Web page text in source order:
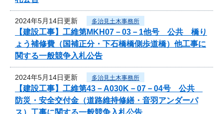
2024年5月14日更新 多治見土木事務所
【建設工事】工維第MKH07－03－1他号 公共 橋り
ょう補修費（国補正分・下石橋橋側歩道橋）他工事に
関する一般競争入札公告
2024年5月14日更新 多治見土木事務所
【建設工事】工維第43－A030K－07－04号 公共
防災・安全交付金（道路維持修繕・音羽アンダーパ
ス）工事に関する一般競争入札公告